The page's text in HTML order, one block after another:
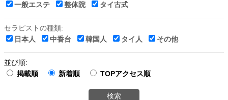
一般エステ
整体院 タイ古式
セラピストの種類:
日本人
中香台 韓国人 タイ人 その他
並び順:
掲載順
新着順 TOPアクセス順
検索